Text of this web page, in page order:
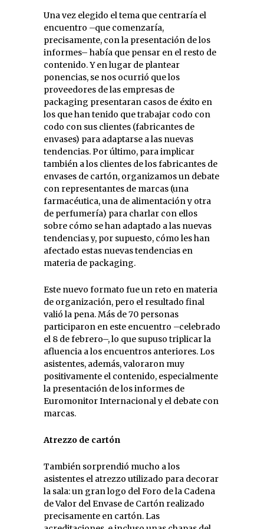
Una vez elegido el tema que centraría el
encuentro –que comenzaría,
precisamente, con la presentación de los
informes– había que pensar en el resto de
contenido. Y en lugar de plantear
ponencias, se nos ocurrió que los
proveedores de las empresas de
packaging presentaran casos de éxito en
los que han tenido que trabajar codo con
codo con sus clientes (fabricantes de
envases) para adaptarse a las nuevas
tendencias. Por último, para implicar
también a los clientes de los fabricantes de
envases de cartón, organizamos un debate
con representantes de marcas (una
farmacéutica, una de alimentación y otra
de perfumería) para charlar con ellos
sobre cómo se han adaptado a las nuevas
tendencias y, por supuesto, cómo les han
afectado estas nuevas tendencias en
materia de packaging.
Este nuevo formato fue un reto en materia
de organización, pero el resultado final
valió la pena. Más de 70 personas
participaron en este encuentro –celebrado
el 8 de febrero–, lo que supuso triplicar la
afluencia a los encuentros anteriores. Los
asistentes, además, valoraron muy
positivamente el contenido, especialmente
la presentación de los informes de
Euromonitor Internacional y el debate con
marcas.
Atrezzo de cartón
También sorprendió mucho a los
asistentes el atrezzo utilizado para decorar
la sala: un gran logo del Foro de la Cadena
de Valor del Envase de Cartón realizado
precisamente en cartón. Las